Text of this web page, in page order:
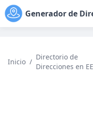
Generador de
Inicio /
Directorio de
Direcciones en